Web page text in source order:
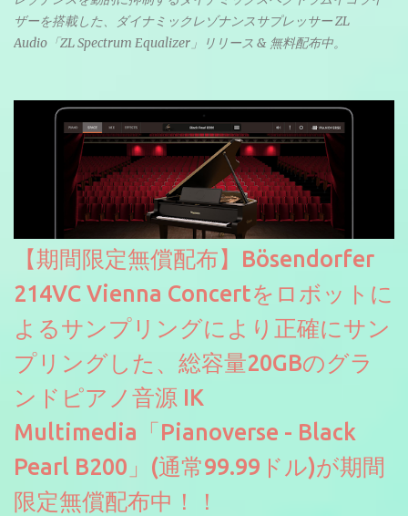
ザーを搭載した、ダイナミックレゾナンスサプレッサー ZL
Audio「ZL Spectrum Equalizer」リリース & 無料配布中。
【期間限定無償配布】Bösendorfer
214VC Vienna Concertをロボットに
よるサンプリングにより正確にサン
プリングした、総容量20GBのグラ
ンドピアノ音源 IK
Multimedia「Pianoverse - Black
Pearl B200」(通常99.99ドル)が期間
限定無償配布中！！